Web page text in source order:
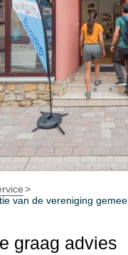
geschiedenis &
Plan & Book
Info & service
Boek ervaringen
van de vereniging
graag advies